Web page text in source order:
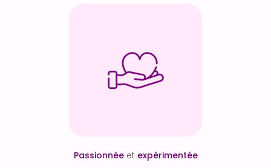
Passionnée et expérimentée